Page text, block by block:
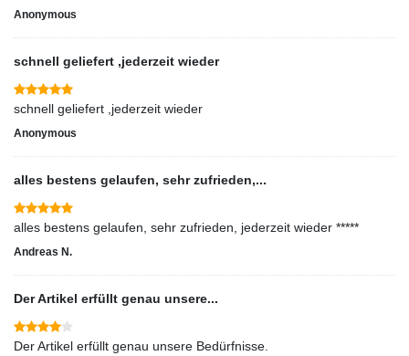
Anonymous
schnell geliefert ,jederzeit wieder
schnell geliefert ,jederzeit wieder
Anonymous
alles bestens gelaufen, sehr zufrieden,...
alles bestens gelaufen, sehr zufrieden, jederzeit wieder *****
Andreas N.
Der Artikel erfüllt genau unsere...
Der Artikel erfüllt genau unsere Bedürfnisse.